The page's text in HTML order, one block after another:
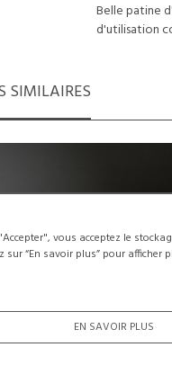
vous acceptez le
sur “En savoir plus” pour afficher
EN SAVOIR PLUS
Belle patine
d'utilisation
SIMILAIRES